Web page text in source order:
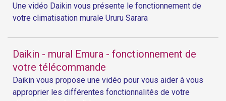
Une vidéo Daikin vous présente le fonctionnement de
votre climatisation murale Ururu Sarara
Daikin - mural Emura - fonctionnement de
votre télécommande
Daikin vous propose une vidéo pour vous aider à vous
approprier les différentes fonctionnalités de votre